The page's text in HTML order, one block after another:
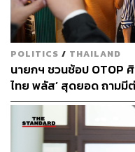
ขณะที่ชาวบ้านสามารถ
หลายคนกังวลว่าจะมีกา
กังวลได้ จะได้มีความระ
ให้ประชาชนได้เห็นแล้วว่
ของกองทัพไทยเป็นที่ประ
กองทัพของเรามีความเข้
คุกคามอธิปไตยของเรา
นอกประเทศ คงไม่ต้อง
ประเทศไทยก็รู้สึกขอบ
POLITICS / THAILAND
นายกฯ ชวนช้อป OTOP
ไทย พลัส’ สุดยอด ถามมี
พยายาม’